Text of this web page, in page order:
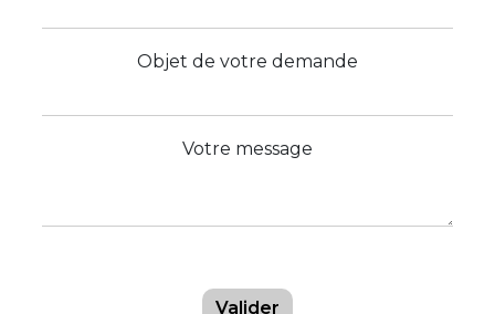
Objet de votre demande
Votre message
Valider